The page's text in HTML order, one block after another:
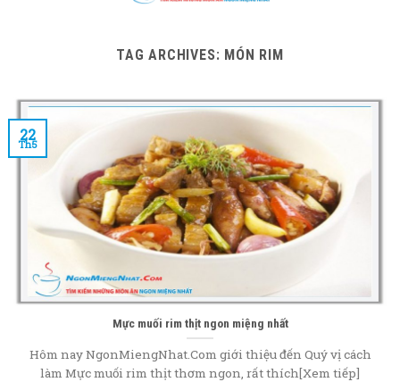
TAG ARCHIVES: MÓN RIM
Mực muối rim thịt ngon miệng nhất
Hôm nay NgonMiengNhat.Com giới thiệu đến Quý vị cách
làm Mực muối rim thịt thơm ngon, rất thích[Xem tiếp]
22
Th5